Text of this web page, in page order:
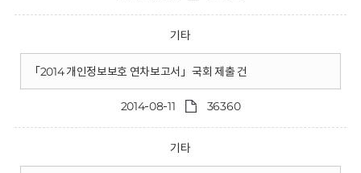
기타
「2014 개인정보보호 연차보고서」국회 제출 건
2014-08-11 36360
기타